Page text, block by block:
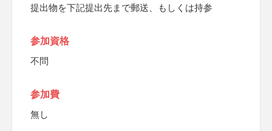
提出物を下記提出先まで郵送、もしくは持参
参加資格
不問
参加費
無し